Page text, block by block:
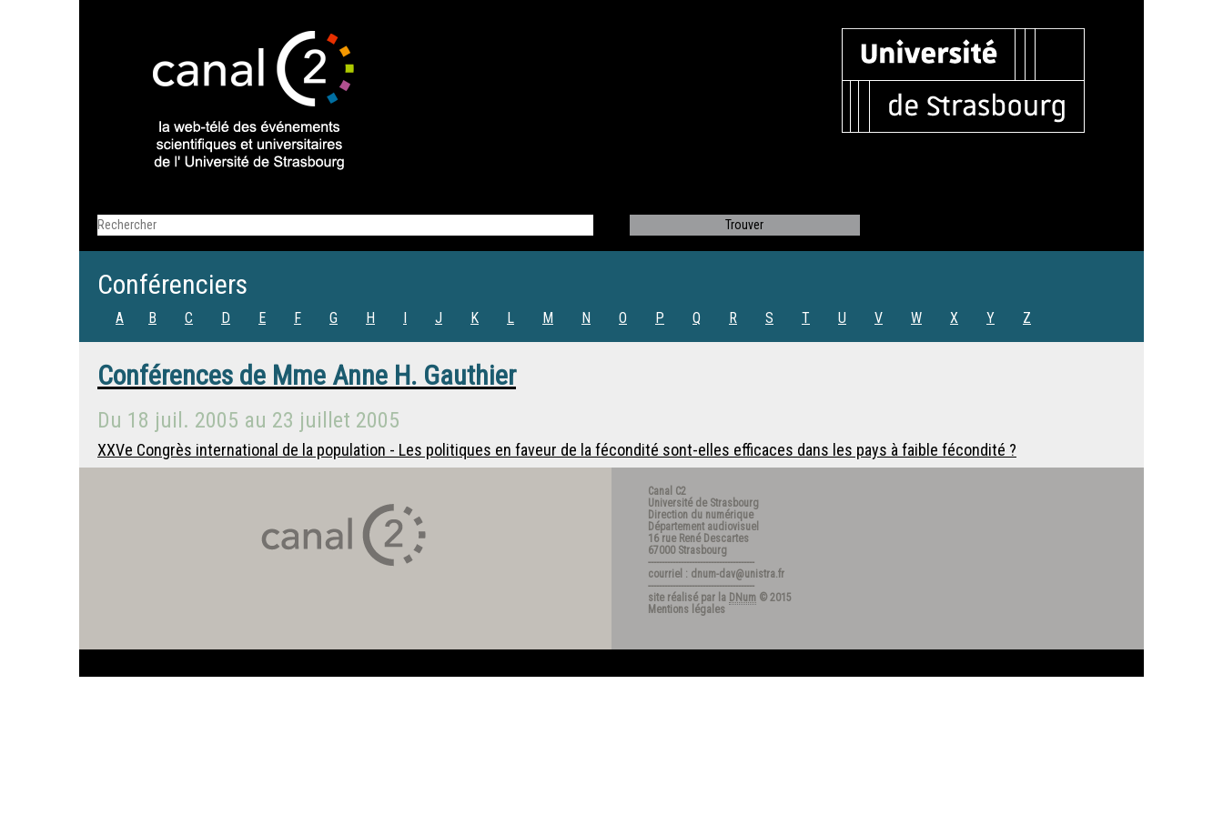
Conférenciers
A B C D E F G H I J K L M N O P Q R S T U V W X Y Z
Conférences de Mme Anne H. Gauthier
Du 18 juil. 2005 au 23 juillet 2005
XXVe Congrès international de la population - Les politiques en faveur de la fécondité sont-elles efficaces dans les pays à faible fécondité ?
Canal C2
Université de Strasbourg
Direction du numérique
Département audiovisuel
16 rue René Descartes
67000 Strasbourg
---------------------------------------
courriel : dnum-dav@unistra.fr
---------------------------------------
site réalisé par la DNum © 2015
Mentions légales